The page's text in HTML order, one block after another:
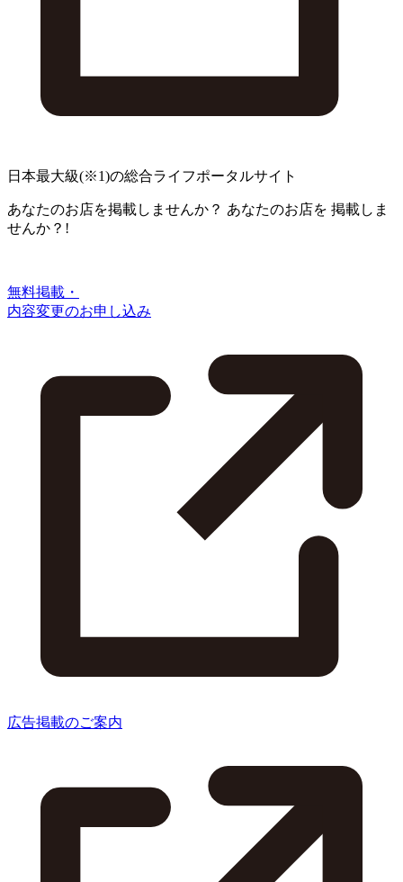
日本最大級(※1)の総合ライフポータルサイト
あなたのお店を掲載しませんか？ あなたのお店を 掲載しま
せんか？!
無料掲載・
内容変更のお申し込み
広告掲載のご案内